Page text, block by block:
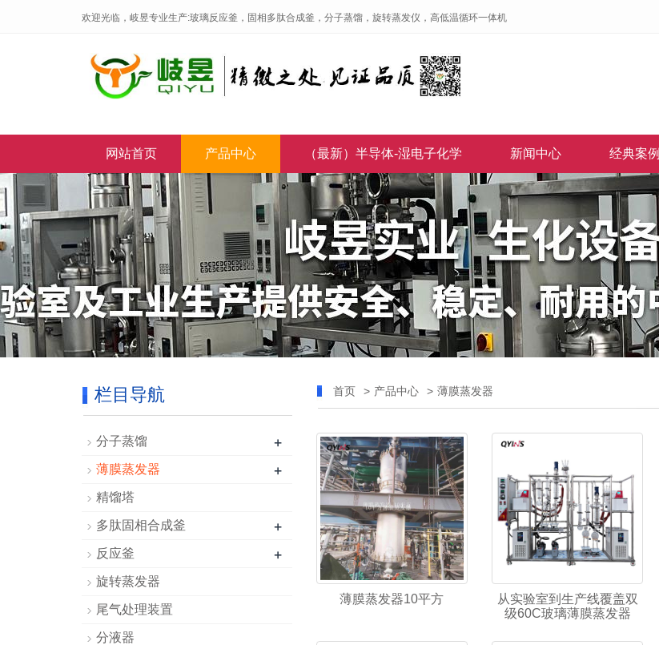
欢迎光临，岐昱专业生产:玻璃反应釜，固相多肽合成釜，分子蒸馏，旋转蒸发仪，高低温循环一体机
网站首页 产品中心 （最新）半导体-湿电子化学 新闻中心 经典案例
首页 > 产品中心 > 薄膜蒸发器
薄膜蒸发器10平方
从实验室到生产线覆盖双
级60C玻璃薄膜蒸发器
栏目导航
分子蒸馏 +
薄膜蒸发器 +
精馏塔
多肽固相合成釜 +
反应釜 +
旋转蒸发器
尾气处理装置
分液器